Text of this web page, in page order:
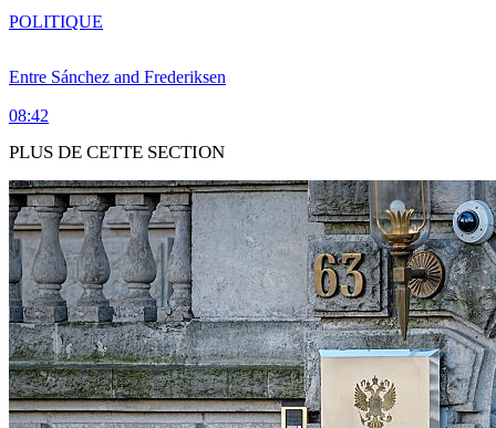
Entre Sánchez and Frederiksen
08:42
POLITIQUE
PLUS DE CETTE SECTION